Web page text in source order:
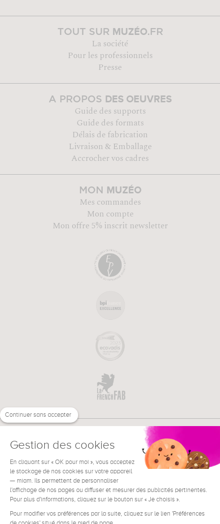
TOUT SUR MUZÉO.FR
La société
Pour les professionnels
Presse
A PROPOS DES OEUVRES
Guide des supports
Guide des formats
Délais de fabrication
Livraison & Emballage
Accrocher vos cadres
MON MUZÉO
Mes commandes
Mon compte
Mon offre 5% inscrit newsletter
BESOIN D'AIDE ?
Continuer sans accepter
Gestion des cookies
En cliquant sur « OK pour moi », vous acceptez
le stockage de nos cookies sur votre appareil
— miam. Ils permettent de personnaliser
l'affichage de nos pages ou diffuser et mesurer des publicités pertinentes.
Pour plus d'informations, cliquez sur le bouton sur « Je choisis ».
Pour modifier vos préférences par la suite, cliquez sur le lien 'Préférences